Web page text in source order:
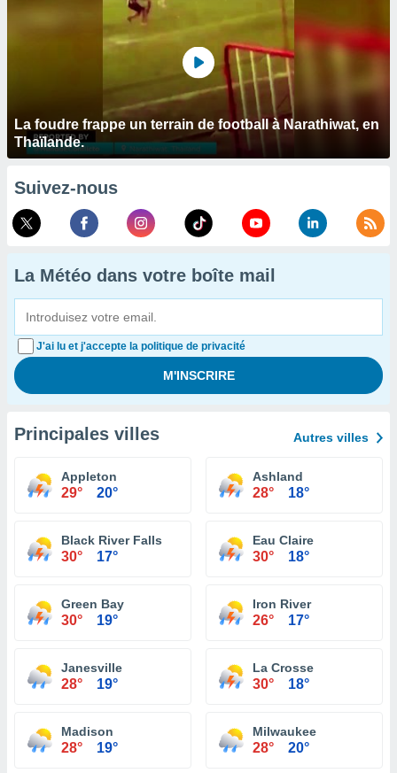
La foudre frappe un terrain de football à Narathiwat, en
Thaïlande.
Suivez-nous
La Météo dans votre boîte mail
J'ai lu et j'accepte la politique de privacité
Principales villes Autres villes
Appleton
29° 20°
Ashland
28° 18°
Black River Falls
30° 17°
Eau Claire
30° 18°
Green Bay
30° 19°
Iron River
26° 17°
Janesville
28° 19°
La Crosse
30° 18°
Madison
28° 19°
Milwaukee
28° 20°